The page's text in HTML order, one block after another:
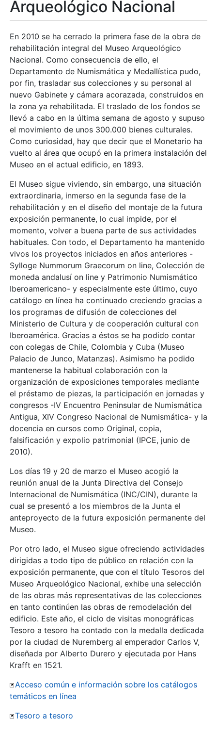
Arqueológico Nacional
En 2010 se ha cerrado la primera fase de la obra de
rehabilitación integral del Museo Arqueológico
Nacional. Como consecuencia de ello, el
Departamento de Numismática y Medallística pudo,
por fin, trasladar sus colecciones y su personal al
nuevo Gabinete y cámara acorazada, construidos en
la zona ya rehabilitada. El traslado de los fondos se
llevó a cabo en la última semana de agosto y supuso
el movimiento de unos 300.000 bienes culturales.
Como curiosidad, hay que decir que el Monetario ha
vuelto al área que ocupó en la primera instalación del
Museo en el actual edificio, en 1893.
El Museo sigue viviendo, sin embargo, una situación
extraordinaria, inmerso en la segunda fase de la
rehabilitación y en el diseño del montaje de la futura
exposición permanente, lo cual impide, por el
momento, volver a buena parte de sus actividades
habituales. Con todo, el Departamento ha mantenido
vivos los proyectos iniciados en años anteriores -
Sylloge Nummorum Graecorum on line, Colección de
moneda andalusí on line y Patrimonio Numismático
Iberoamericano- y especialmente este último, cuyo
catálogo en línea ha continuado creciendo gracias a
los programas de difusión de colecciones del
Ministerio de Cultura y de cooperación cultural con
Iberoamérica. Gracias a éstos se ha podido contar
con colegas de Chile, Colombia y Cuba (Museo
Palacio de Junco, Matanzas). Asimismo ha podido
mantenerse la habitual colaboración con la
organización de exposiciones temporales mediante
el préstamo de piezas, la participación en jornadas y
congresos -IV Encuentro Peninsular de Numismática
Antigua, XIV Congreso Nacional de Numismática- y la
docencia en cursos como Original, copia,
falsificación y expolio patrimonial (IPCE, junio de
2010).
Los días 19 y 20 de marzo el Museo acogió la
reunión anual de la Junta Directiva del Consejo
Internacional de Numismática (INC/CIN), durante la
cual se presentó a los miembros de la Junta el
anteproyecto de la futura exposición permanente del
Museo.
Por otro lado, el Museo sigue ofreciendo actividades
dirigidas a todo tipo de público en relación con la
exposición permanente, que con el título Tesoros del
Museo Arqueológico Nacional, exhibe una selección
de las obras más representativas de las colecciones
en tanto continúen las obras de remodelación del
edificio. Este año, el ciclo de visitas monográficas
Tesoro a tesoro ha contado con la medalla dedicada
por la ciudad de Nuremberg al emperador Carlos V,
diseñada por Alberto Durero y ejecutada por Hans
Krafft en 1521.
Acceso común e información sobre los catálogos
temáticos en línea
Tesoro a tesoro